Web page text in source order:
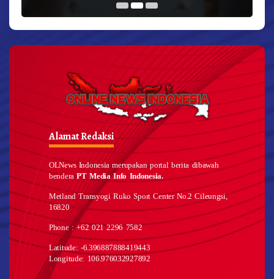
Alamat Redaksi
OLNews Indonesia merupakan portal berita dibawah
benderaPT Media Info Indonesia.
Metland Transyogi Ruko Sport Center No.2 Cileungsi,
16820
Phone : +62 021 2296 7582
Latitude: -6.396887888419443
Longitude: 106.976032927892